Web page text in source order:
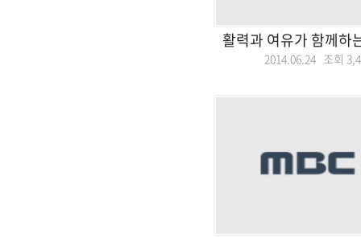
활력과 여유가 함께하
2014.06.24 조회